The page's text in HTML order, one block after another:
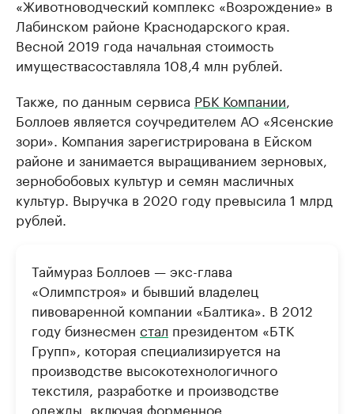
«Животноводческий комплекс «Возрождение» в
Лабинском районе Краснодарского края.
Весной 2019 года начальная стоимость
имуществасоставляла 108,4 млн рублей.
Также, по данным сервиса РБК Компании
Боллоев является соучредителем АО «Ясенские
зори». Компания зарегистрирована в Ейском
районе и занимается выращиванием зерновых,
зернобобовых культур и семян масличных
культур. Выручка в 2020 году превысила 1 млрд
рублей.
Таймураз Боллоев — экс-глава
«Олимпстроя» и бывший владелец
пивоваренной компании «Балтика». В 2012
году бизнесмен стал президентом «БТК
Групп», которая специализируется на
производстве высокотехнологичного
текстиля, разработке и производстве
одежды, включая форменное